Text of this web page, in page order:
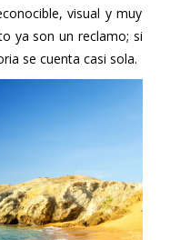
visual y muy
ya son un reclamo; si
se cuenta casi sola.